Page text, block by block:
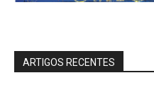
ARTIGOS RECENTES